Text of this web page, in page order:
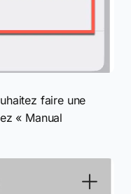
faire une
« Manual